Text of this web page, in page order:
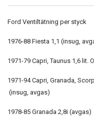
Ford Ventiltätning per styck
1976-88 Fiesta 1,1 (insug,
1971-79 Capri, Taunus 1,6 lit.
1971-94 Capri, Granada,
(insug, avgas)
1978-85 Granada 2,8i (avgas)